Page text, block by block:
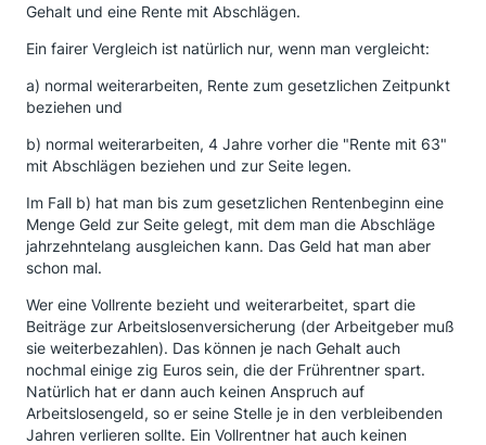
Gehalt und eine Rente mit Abschlägen.
Ein fairer Vergleich ist natürlich nur, wenn man vergleicht:
a) normal weiterarbeiten, Rente zum gesetzlichen Zeitpunkt
beziehen und
b) normal weiterarbeiten, 4 Jahre vorher die "Rente mit 63"
mit Abschlägen beziehen und zur Seite legen.
Im Fall b) hat man bis zum gesetzlichen Rentenbeginn eine
Menge Geld zur Seite gelegt, mit dem man die Abschläge
jahrzehntelang ausgleichen kann. Das Geld hat man aber
schon mal.
Wer eine Vollrente bezieht und weiterarbeitet, spart die
Beiträge zur Arbeitslosenversicherung (der Arbeitgeber muß
sie weiterbezahlen). Das können je nach Gehalt auch
nochmal einige zig Euros sein, die der Frührentner spart.
Natürlich hat er dann auch keinen Anspruch auf
Arbeitslosengeld, so er seine Stelle je in den verbleibenden
Jahren verlieren sollte. Ein Vollrentner hat auch keinen